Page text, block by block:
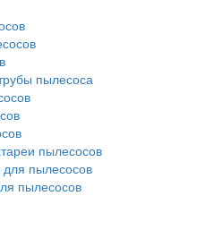
пылесоса
пылесосов
для пылесосов
пылесосов